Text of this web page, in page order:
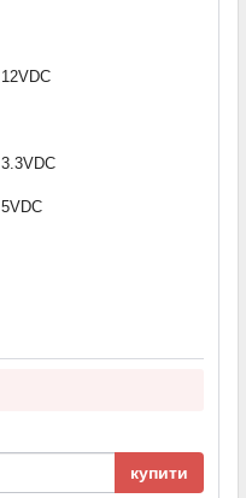
12VDC
3.3VDC
5VDC
купити